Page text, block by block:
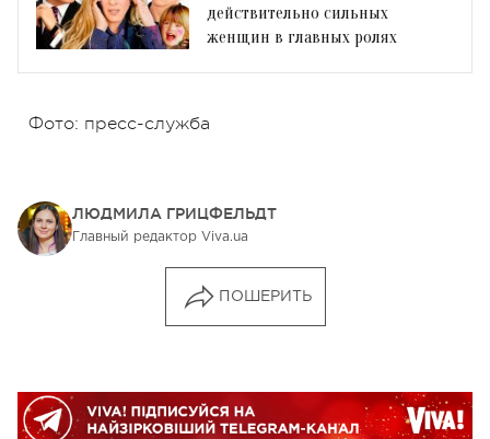
действительно сильных
женщин в главных ролях
Фото: пресс-служба
ЛЮДМИЛА ГРИЦФЕЛЬДТ
Главный редактор Viva.ua
ПОШЕРИТЬ